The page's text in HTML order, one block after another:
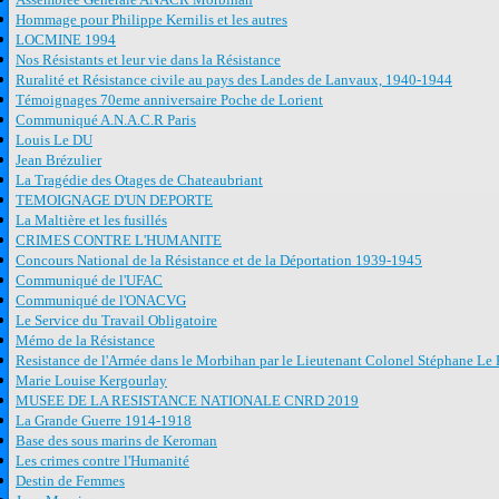
Hommage pour Philippe Kernilis et les autres
LOCMINE 1994
Nos Résistants et leur vie dans la Résistance
Ruralité et Résistance civile au pays des Landes de Lanvaux, 1940-1944
Témoignages 70eme anniversaire Poche de Lorient
Communiqué A.N.A.C.R Paris
Louis Le DU
Jean Brézulier
La Tragédie des Otages de Chateaubriant
TEMOIGNAGE D'UN DEPORTE
La Maltière et les fusillés
CRIMES CONTRE L'HUMANITE
Concours National de la Résistance et de la Déportation 1939-1945
Communiqué de l'UFAC
Communiqué de l'ONACVG
Le Service du Travail Obligatoire
Mémo de la Résistance
Resistance de l'Armée dans le Morbihan par le Lieutenant Colonel Stéphane Le
Marie Louise Kergourlay
MUSEE DE LA RESISTANCE NATIONALE CNRD 2019
La Grande Guerre 1914-1918
Base des sous marins de Keroman
Les crimes contre l'Humanité
Destin de Femmes